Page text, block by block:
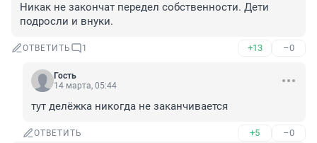
Никак не закончат передел собственности. Дети
подросли и внуки.
ОТВЕТИТЬ 1 +13 –0
Гость
14 марта, 05:44
тут делёжка никогда не заканчивается
ОТВЕТИТЬ +5 –0